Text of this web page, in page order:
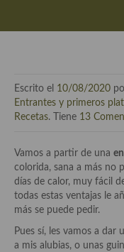
En la mesa: menaje,
Historia de la
historias culinarias y
Origen y evolución de
Protocolo y buenas
Escrito el 10/08/2020
Entrantes y primeros
Recetas. Tiene 13
Vamos a partir de una
colorida, sana a más no
días de calor, muy fácil
todas estas ventajas le
más se puede pedir.
Pues sí, les vamos a dar
a mis alubias, o unas